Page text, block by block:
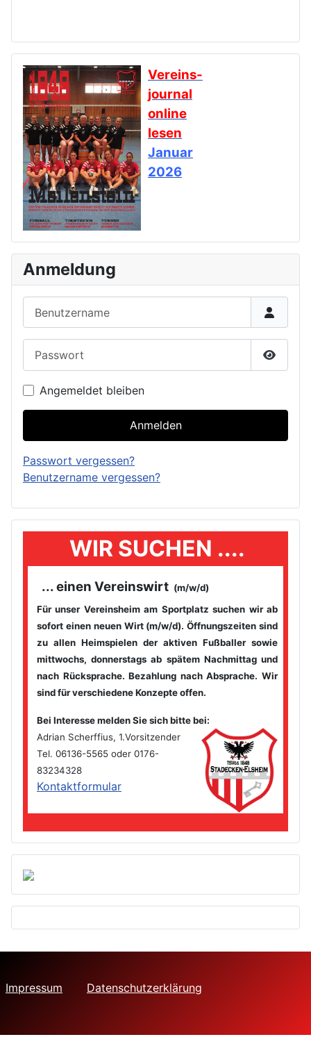
Vereins-
journal
online
lesen
Januar
2026
Anmeldung
Angemeldet bleiben
Anmelden
Passwort vergessen?
Benutzername vergessen?
WIR SUCHEN ....
... einen Vereinswirt (m/w/d)
Für unser Vereinsheim am Sportplatz suchen wir ab
sofort einen neuen Wirt (m/w/d). Öffnungszeiten sind
zu allen Heimspielen der aktiven Fußballer sowie
mittwochs, donnerstags ab spätem Nachmittag und
nach Rücksprache. Bezahlung nach Absprache. Wir
sind für verschiedene Konzepte offen.
Bei Interesse melden Sie sich bitte bei:
Adrian Scherffius, 1.Vorsitzender
Tel. 06136-5565 oder 0176-
83234328
Kontaktformular
Impressum Datenschutzerklärung